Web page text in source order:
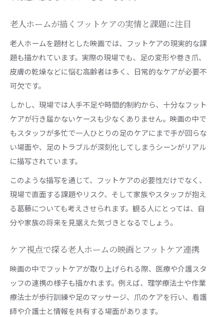
老人ホームが描くフットケアの実情と課題に注目
老人ホームを題材とした映画では、フットケアの現実的な課
題も描かれています。実際の現場でも、足の変形や巻き爪、
皮膚の乾燥などに悩む高齢者は多く、日常的なケアが必要不
可欠です。
しかし、現場では人手不足や時間的制約から、十分なフット
ケアが行き届かないケースも少なくありません。映画の中で
もスタッフが多忙で一人ひとりの足のケアにまで手が回らな
い場面や、足のトラブルが深刻化してしまうシーンがリアル
に描写されています。
このような描写を通じて、フットケアの必要性だけでなく、
現場で直面する課題やリスク、そして家族やスタッフが抱え
る葛藤についても考えさせられます。観る人にとっては、自
分や家族の将来を見据えた気づきとなるでしょう。
ケア視点で探る老人ホームの映画とフットケア連携
映画の中でフットケアが取り上げられる際、医療や介護スタ
ッフの連携の様子も描かれます。例えば、理学療法士や作業
療法士が歩行訓練や足のマッサージ、爪のケアを行い、看護
師や介護士と情報を共有する場面があります。